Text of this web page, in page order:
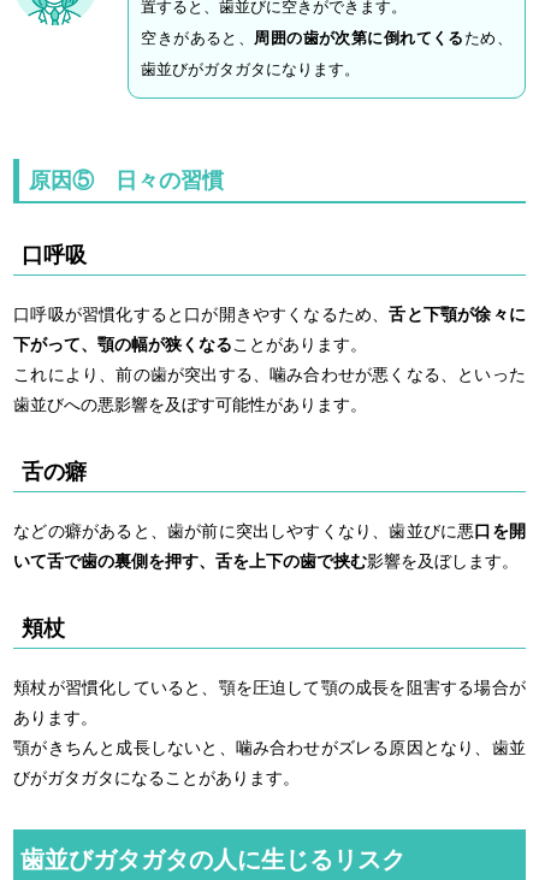
置すると、歯並びに空きができます。
空きがあると、 周囲の歯が次第に倒れてくる ため、
歯並びがガタガタになります。
原因⑤ 日々の習慣
口呼吸
口呼吸が習慣化すると口が開きやすくなるため、舌と下顎が徐々に
下がって、顎の幅が狭くなることがあります。
これにより、前の歯が突出する、噛み合わせが悪くなる、といった
歯並びへの悪影響を及ぼす可能性があります。
舌の癖
などの癖があると、歯が前に突出しやすくなり、歯並びに悪口を開
いて舌で歯の裏側を押す、舌を上下の歯で挟む影響を及ぼします。
頬杖
頬杖が習慣化していると、顎を圧迫して顎の成長を阻害する場合が
あります。
顎がきちんと成長しないと、噛み合わせがズレる原因となり、歯並
びがガタガタになることがあります。
歯並びガタガタの人に生じるリスク